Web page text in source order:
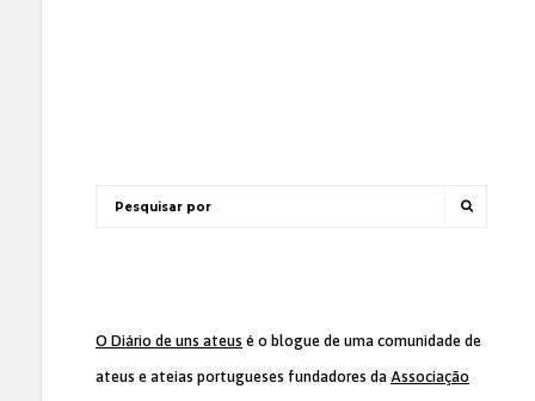
O Diário de uns ateus é o blogue de uma comunidade de
ateus e ateias portugueses fundadores da Associação